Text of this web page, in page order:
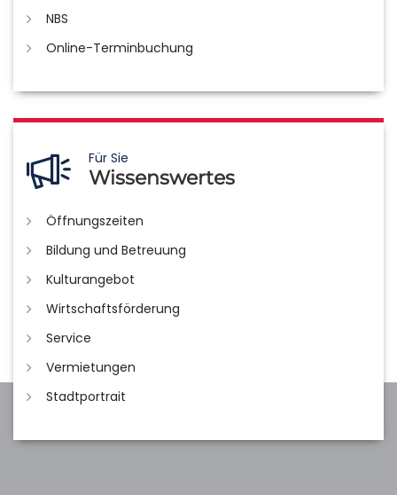
NBS
Online-Terminbuchung
Für Sie
Wissenswertes
Öffnungszeiten
Bildung und Betreuung
Kulturangebot
Wirtschaftsförderung
Service
Vermietungen
Stadtportrait